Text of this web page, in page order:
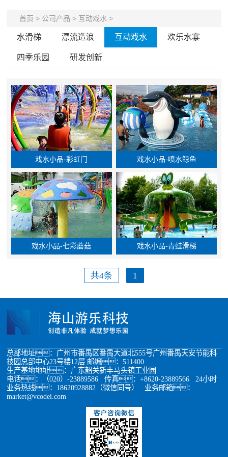
首页 > 公司产品 > 互动戏水 >
水滑梯 漂流造浪 互动戏水 欢乐水寨
四季乐园 研发创新
戏水小品-彩虹门 戏水小品-喷水鲸鱼
戏水小品-七彩蘑菇 戏水小品-青蛙滑梯
共4条 1
总部地址：广州市番禺区番禺大道北555号广州番禺天安节能科
技园总部中心23号楼12层 邮编：511400
生产基地地址：广东韶关新丰马头镇工业园
电话：（020）-23889586 传真：+8620-23889566 24小时
业务热线：18620928882（微信同号） 业务邮箱：
market@vcodei.com